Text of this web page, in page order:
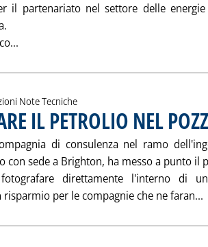
il partenariato nel settore delle
Note Tecniche
IL PETROLIO NEL
di consulenza nel ramo
con sede a Brighton, ha messo a punto il
direttamente l'interno di
per le compagnie che ne faran...